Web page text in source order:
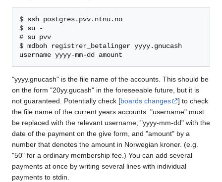
$ ssh postgres.pvv.ntnu.no
$ su -
# su pvv
$ mdboh registrer_betalinger yyyy.gnucash
"yyyy.gnucash" is the file name of the accounts. This should be
on the form "20yy.gucash" in the foreseeable future, but it is
not guaranteed. Potentially check [boards changes
] to check
the file name of the current years accounts. "username" must
be replaced with the relevant username, "yyyy-mm-dd" with the
date of the payment on the give form, and "amount" by a
number that denotes the amount in Norwegian kroner. (e.g.
"50" for a ordinary membership fee.) You can add several
payments at once by writing several lines with individual
payments to stdin.